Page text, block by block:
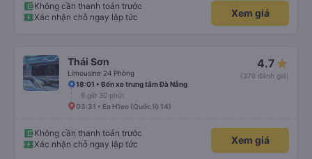
Không cần thanh toán trước
Xác nhận chỗ ngay lập tức
Xem giá
Thái Sơn
Limousine 24 Phòng
4.7
(376 đánh giá)
18:01 • Bến xe trung tâm Đà Nẵng
9 giờ 30 phút
03:31 • Ea H'leo (Quốc lộ 14)
Không cần thanh toán trước
Xác nhận chỗ ngay lập tức
Xem giá